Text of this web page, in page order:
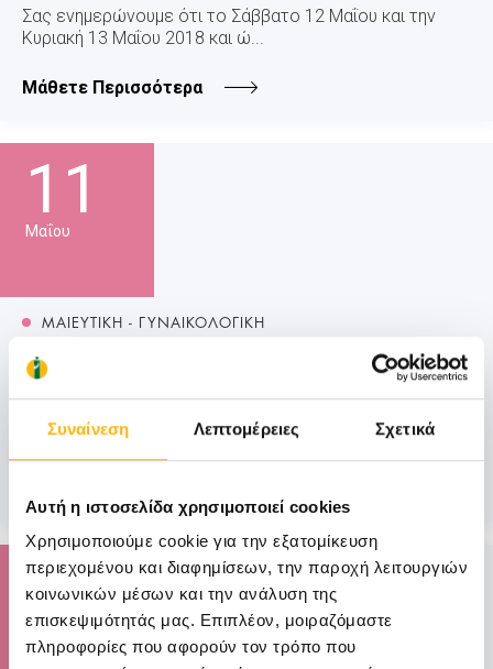
Συναίνεση Λεπτομέρειες Σχετικά
Αυτή η ιστοσελίδα χρησιμοποιεί cookies
Χρησιμοποιούμε cookie για την εξατομίκευση
περιεχομένου και διαφημίσεων, την παροχή λειτουργιών
κοινωνικών μέσων και την ανάλυση της
επισκεψιμότητάς μας. Επιπλέον, μοιραζόμαστε
πληροφορίες που αφορούν τον τρόπο που
Σας ενημερώνουμε ότι το Σάββατο 12 Μαΐου και την
Κυριακή 13 Μαΐου 2018 και ώ...
Μάθετε Περισσότερα
11
Μαΐου
ΜΑΙΕΥΤΙΚΗ - ΓΥΝΑΙΚΟΛΟΓΙΚΗ
Επιστημονική Διάλεξη με θέμα «Στεφανιαία
νόσος: Χειρουργείο ή αγγειοπλαστική;»
Σας ενημερώνουμε ότι την Παρασκευή 11 Μαΐου 2018
και ώρα 12:30 μ.μ. πραγματ...
05